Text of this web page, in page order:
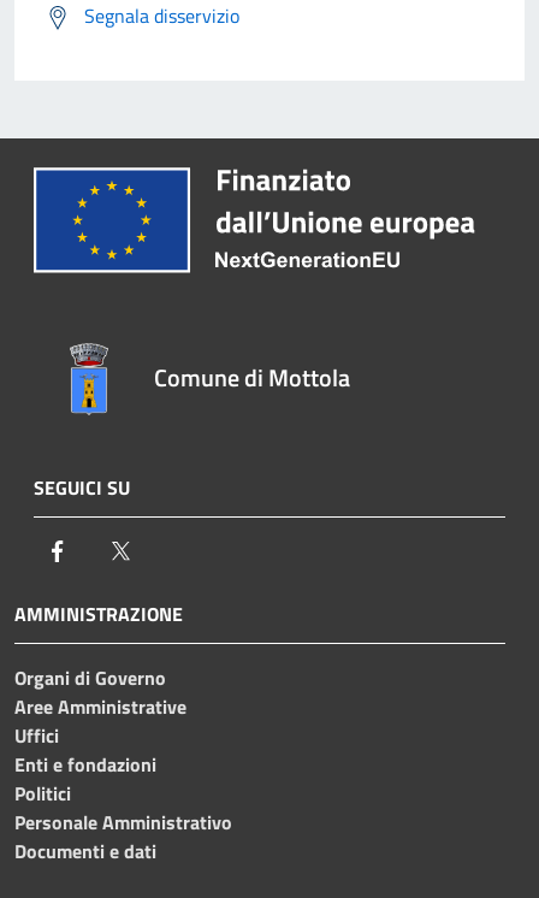
Segnala disservizio
Comune di Mottola
SEGUICI SU
Facebook
AMMINISTRAZIONE
Organi di Governo
Aree Amministrative
Uffici
Enti e fondazioni
Politici
Personale Amministrativo
Documenti e dati